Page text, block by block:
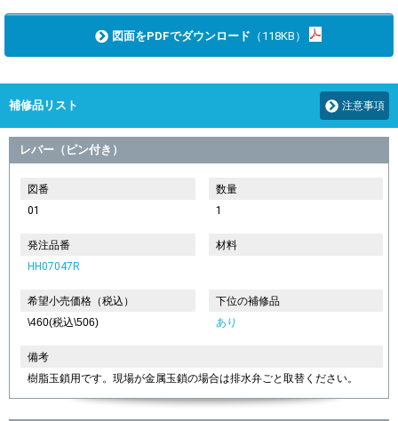
図面をPDFでダウンロード （118KB）
補修品リスト 注意事項
レバー（ピン付き）
図番
01
数量
1
発注品番
HH07047R
材料
希望小売価格（税込）
\460(税込\506)
下位の補修品
あり
備考
樹脂玉鎖用です。現場が金属玉鎖の場合は排水弁ごと取替ください。